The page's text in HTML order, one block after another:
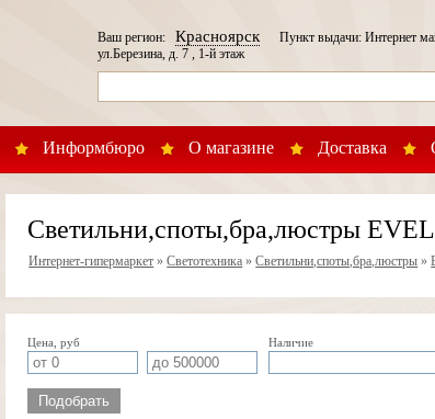
Информбюро О магазине Доставка
Ваш регион:КрасноярскПункт выдачи: Интернет
ул.Березина, д. 7 , 1-й этаж
Светильни,споты,бра,люстры
Интернет-гипермаркет »Светотехника »Светильни,споты,бра,люстры »
Цена, руб Наличие
Подобрать